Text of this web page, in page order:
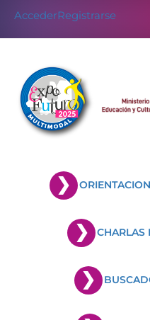
AccederRegistrarse
CHARLAS